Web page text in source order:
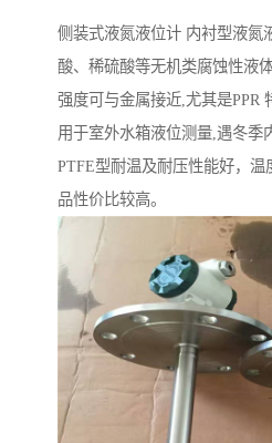
侧装式液氮液位计 内衬型液氮
酸、稀硫酸等无机类腐蚀性液
强度可与金属接近,尤其是PPR
用于室外水箱液位测量,遇冬季
PTFE型耐温及耐压性能好，
品性价比较高。